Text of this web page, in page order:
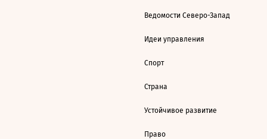
Ведомости Северо-Запад
Идеи управления
Спорт
Страна
Устойчивое развитие
Право